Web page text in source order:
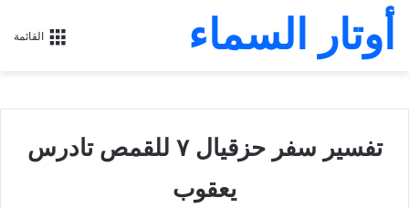
القائمة أوتار السماء
تفسير سفر حزقيال ٧ للقمص تادرس
يعقوب